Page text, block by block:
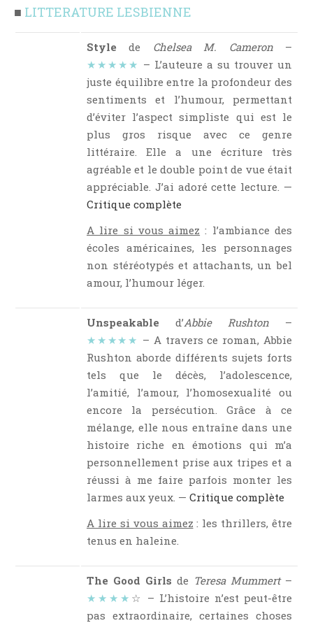
■ LITTERATURE LESBIENNE
Style de Chelsea M. Cameron–
★★★★★ – L’auteure a su trouver un
juste équilibre entre la profondeur des
sentiments et l’humour, permettant
d’éviter l’aspect simpliste qui est le
plus gros risque avec ce genre
littéraire. Elle a une écriture très
agréable et le double point de vue était
appréciable. J’ai adoré cette lecture. —
Critique complète
A lire si vous aimez : l’ambiance des
écoles américaines, les personnages
non stéréotypés et attachants, un bel
amour, l’humour léger.
Unspeakable d’Abbie Rushton –
★★★★★ – A travers ce roman, Abbie
Rushton aborde différents sujets forts
tels que le décès, l’adolescence,
l’amitié, l’amour, l’homosexualité ou
encore la persécution. Grâce à ce
mélange, elle nous entraîne dans une
histoire riche en émotions qui m’a
personnellement prise aux tripes et a
réussi à me faire parfois monter les
larmes aux yeux. — Critique complète
A lire si vous aimez : les thrillers, être
tenus en haleine.
The Good Girls de Teresa Mummert–
★★★★ ☆ – L’histoire n’est peut-être
pas extraordinaire, certaines choses